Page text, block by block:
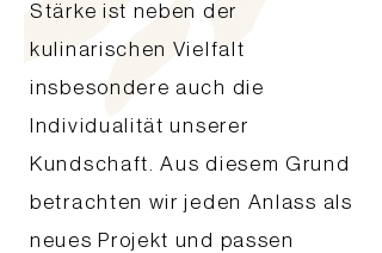
Stärke ist neben der
kulinarischen Vielfalt
insbesondere auch die
Individualität unserer
Kundschaft. Aus diesem Grund
betrachten wir jeden Anlass als
neues Projekt und passen